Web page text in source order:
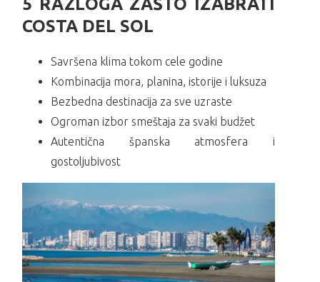
COSTA DEL SOL
Savršena klima tokom cele godine
Kombinacija mora, planina, istorije i luksuza
Bezbedna destinacija za sve uzraste
Ogroman izbor smeštaja za svaki budžet
Autentična španska atmosfera i
gostoljubivost